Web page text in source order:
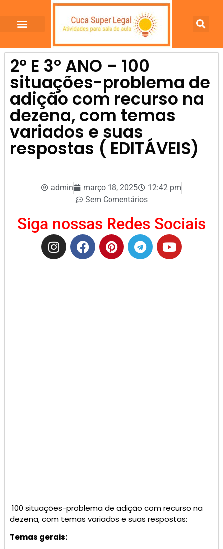
2º E 3º ANO – 100
situações-problema de
adição com recurso na
dezena, com temas
variados e suas
respostas ( EDITÁVEIS)
admin março 18, 2025
12:42 pm
Sem Comentários
Siga nossas Redes Sociais
100 situações-problema de adição com recurso na
dezena, com temas variados e suas respostas:
Temas gerais: